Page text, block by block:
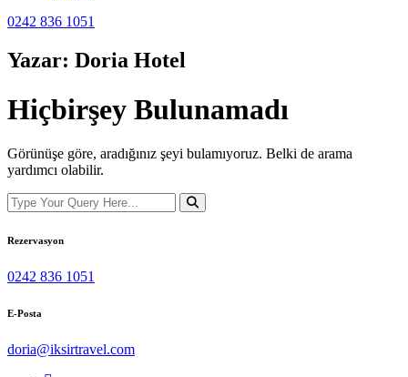
0242 836 1051
Yazar: Doria Hotel
Hiçbirşey Bulunamadı
Görünüşe göre, aradığınız şeyi bulamıyoruz. Belki de arama
yardımcı olabilir.
Rezervasyon
0242 836 1051
E-Posta
doria@iksirtravel.com